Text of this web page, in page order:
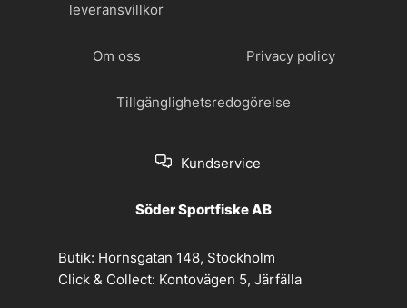
leveransvillkor
Om oss Privacy policy
Tillgänglighetsredogörelse
Kundservice
Söder Sportfiske AB
Butik: Hornsgatan 148, Stockholm
Click & Collect: Kontovägen 5, Järfälla